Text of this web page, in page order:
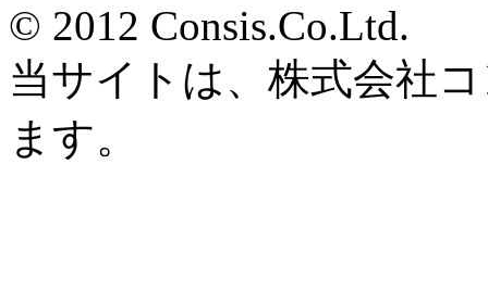
© 2012 Consis.Co.Ltd.
当サイトは、株式会社
ます。